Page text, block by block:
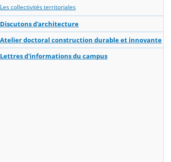
Les collectivités territoriales
Discutons d'architecture
Atelier doctoral construction durable et innovante
Lettres d'informations du campus